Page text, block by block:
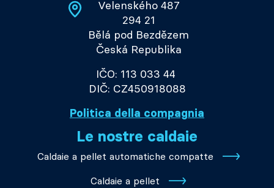
Velenského 487
294 21
Bělá pod Bezdězem
Česká Republika
IČO: 113 033 44
DIČ: CZ450918088
Politica della compagnia
Le nostre caldaie
Caldaie a pellet automatiche compatte
Caldaie a pellet